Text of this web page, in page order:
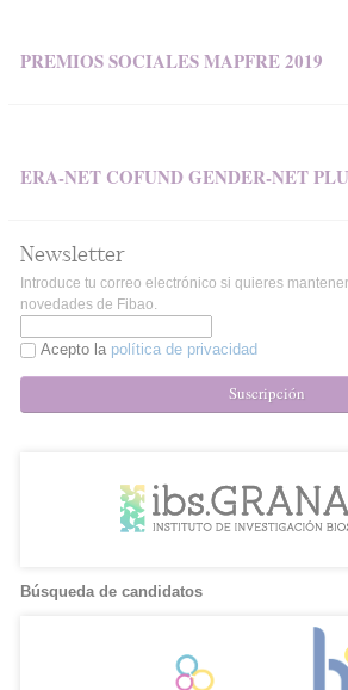
PREMIOS SOCIALES MAPFRE 2019
ERA-NET COFUND GENDER-NET
Newsletter
Introduce tu correo electrónico si quieres
novedades de Fibao.
Acepto la política de privacidad
Suscripción
Búsqueda de candidatos